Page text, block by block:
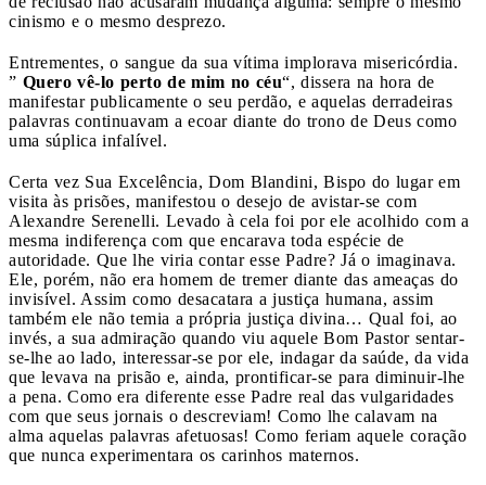
cinismo e o mesmo desprezo.
Entrementes, o sangue da sua vítima implorava misericórdia.
” Quero vê-lo perto de mim no céu“, dissera na hora de
manifestar publicamente o seu perdão, e aquelas derradeiras
palavras continuavam a ecoar diante do trono de Deus como
uma súplica infalível.
Certa vez Sua Excelência, Dom Blandini, Bispo do lugar em
visita às prisões, manifestou o desejo de avistar-se com
Alexandre Serenelli. Levado à cela foi por ele acolhido com a
mesma indiferença com que encarava toda espécie de
autoridade. Que lhe viria contar esse Padre? Já o imaginava.
Ele, porém, não era homem de tremer diante das ameaças do
invisível. Assim como desacatara a justiça humana, assim
também ele não temia a própria justiça divina… Qual foi, ao
invés, a sua admiração quando viu aquele Bom Pastor sentar-
se-lhe ao lado, interessar-se por ele, indagar da saúde, da vida
que levava na prisão e, ainda, prontificar-se para diminuir-lhe
a pena. Como era diferente esse Padre real das vulgaridades
com que seus jornais o descreviam! Como lhe calavam na
alma aquelas palavras afetuosas! Como feriam aquele coração
que nunca experimentara os carinhos maternos.